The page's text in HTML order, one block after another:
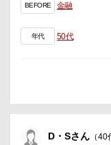
BEFORE 金融
年代 50代
D・Sさん （40